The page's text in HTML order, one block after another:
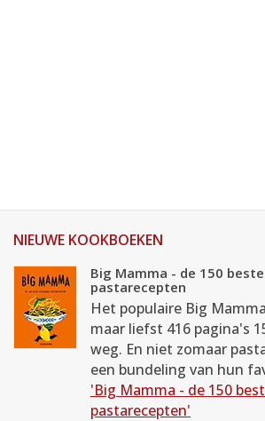
NIEUWE KOOKBOEKEN
Big Mamma - de 150
pastarecepten
Het populaire Big
maar liefst 416 pagina's
weg. En niet zomaar
een bundeling van hun
'Big Mamma - de 150
pastarecepten'